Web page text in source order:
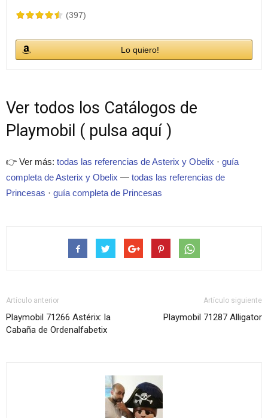
(397)
Lo quiero!
Ver todos los Catálogos de
Playmobil ( pulsa aquí )
👉 Ver más: todas las referencias de Asterix y Obelix · guía
completa de Asterix y Obelix — todas las referencias de
Princesas · guía completa de Princesas
Artículo anterior
Playmobil 71266 Astérix: la
Cabaña de Ordenalfabetix
Artículo siguiente
Playmobil 71287 Alligator